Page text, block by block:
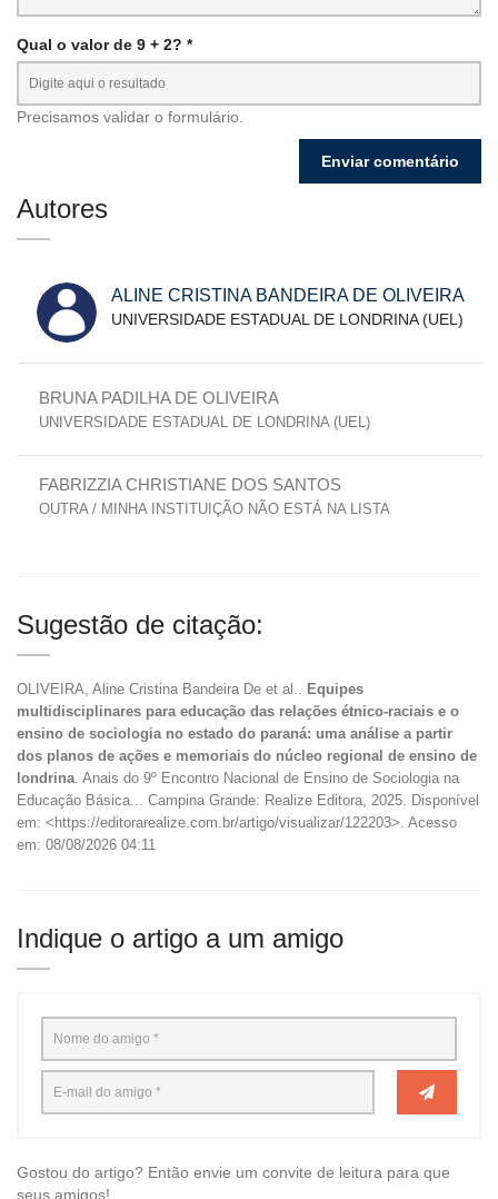
Qual o valor de 9 + 2? *
Precisamos validar o formulário.
Autores
ALINE CRISTINA BANDEIRA DE OLIVEIRA
UNIVERSIDADE ESTADUAL DE LONDRINA (UEL)
BRUNA PADILHA DE OLIVEIRA
UNIVERSIDADE ESTADUAL DE LONDRINA (UEL)
FABRIZZIA CHRISTIANE DOS SANTOS
OUTRA / MINHA INSTITUIÇÃO NÃO ESTÁ NA LISTA
Sugestão de citação:
OLIVEIRA, Aline Cristina Bandeira De et al.. Equipes
multidisciplinares para educação das relações étnico-raciais e o
ensino de sociologia no estado do paraná: uma análise a partir
dos planos de ações e memoriais do núcleo regional de ensino de
londrina . Anais do 9º Encontro Nacional de Ensino de Sociologia na
Educação Básica... Campina Grande: Realize Editora, 2025. Disponível
em: <https://editorarealize.com.br/artigo/visualizar/122203>. Acesso
em: 08/08/2026 04:11
Indique o artigo a um amigo
Gostou do artigo? Então envie um convite de leitura para que
seus amigos!